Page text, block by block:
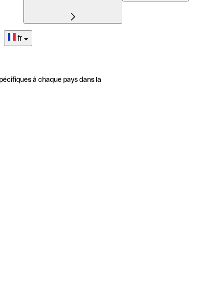
fr
à chaque pays dans la